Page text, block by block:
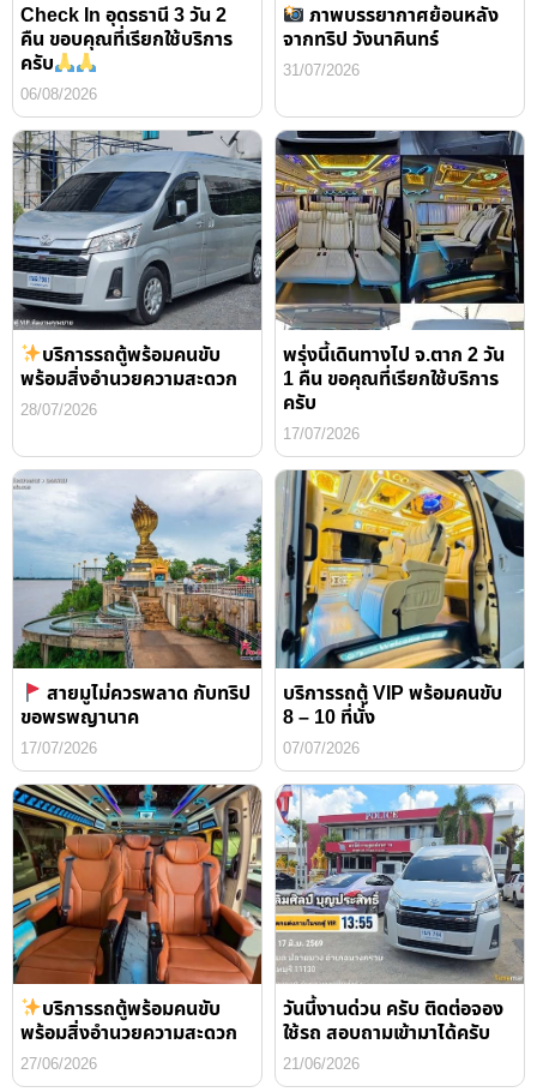
Check In อุดรธานี 3 วัน 2
คืน ขอบคุณที่เรียกใช้บริการ
ครับ
06/08/2026
ภาพบรรยากาศย้อนหลัง
จากทริป วังนาคินทร์
31/07/2026
บริการรถตู้พร้อมคนขับ
พร้อมสิ่งอำนวยความสะดวก
28/07/2026
พรุ่งนี้เดินทางไป จ.ตาก 2 วัน
1 คืน ขอคุณที่เรียกใช้บริการ
ครับ
17/07/2026
สายมูไม่ควรพลาด กับทริป
ขอพรพญานาค
17/07/2026
บริการรถตู้ VIP พร้อมคนขับ
8 – 10 ที่นั่ง
07/07/2026
บริการรถตู้พร้อมคนขับ
พร้อมสิ่งอำนวยความสะดวก
27/06/2026
วันนี้งานด่วน ครับ ติดต่อจอง
ใช้รถ สอบถามเข้ามาได้ครับ
21/06/2026